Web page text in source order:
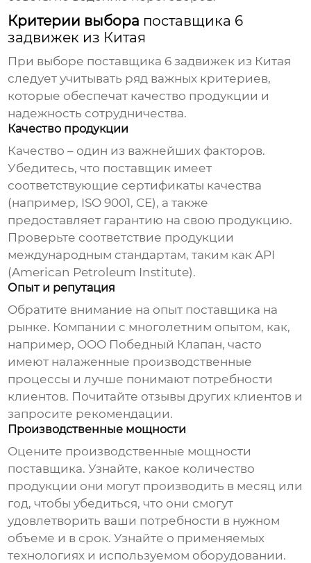
Критерии выбора поставщика 6
задвижек из Китая
При выборе поставщика 6 задвижек из Китая
следует учитывать ряд важных критериев,
которые обеспечат качество продукции и
надежность сотрудничества.
Качество продукции
Качество – один из важнейших факторов.
Убедитесь, что поставщик имеет
соответствующие сертификаты качества
(например, ISO 9001, CE), а также
предоставляет гарантию на свою продукцию.
Проверьте соответствие продукции
международным стандартам, таким как API
(American Petroleum Institute).
Опыт и репутация
Обратите внимание на опыт поставщика на
рынке. Компании с многолетним опытом, как,
например, ООО Победный Клапан, часто
имеют налаженные производственные
процессы и лучше понимают потребности
клиентов. Почитайте отзывы других клиентов и
запросите рекомендации.
Производственные мощности
Оцените производственные мощности
поставщика. Узнайте, какое количество
продукции они могут производить в месяц или
год, чтобы убедиться, что они смогут
удовлетворить ваши потребности в нужном
объеме и в срок. Узнайте о применяемых
технологиях и используемом оборудовании.